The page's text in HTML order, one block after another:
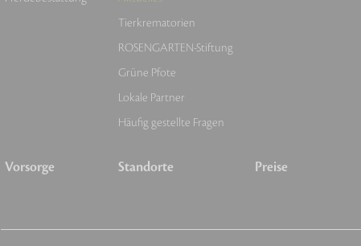
Vorsorge
Tierkrematorien
ROSENGARTEN-Stiftung
Grüne Pfote
Lokale Partner
Häufig gestellte Fragen
Standorte Preise